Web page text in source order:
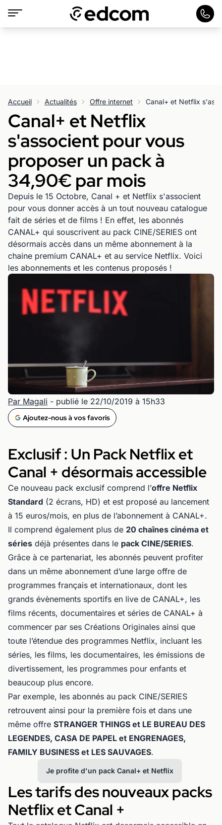
Accueil Actualités Offre internet
Canal+ et Netflix
s'associent pour vous
proposer un pack à
34,90€ par mois
Depuis le 15 Octobre, Canal + et Netflix s'associent
pour vous donner accès à un tout nouveau catalogue
fait de séries et de films ! En effet, les abonnés
CANAL+ qui souscrivent au pack CINE/SERIES ont
désormais accès dans un même abonnement à la
chaine premium CANAL+ et au service Netflix. Voici
les abonnements et les contenus proposés !
Par Magali - publié le 22/10/2019 à 15h33
Ajoutez-nous à vos favoris
Exclusif : Un Pack Netflix et
Canal + désormais accessible
Ce nouveau pack exclusif comprend l’offre Netflix
Standard (2 écrans, HD) et est proposé au lancement
à 15 euros/mois, en plus de l’abonnement à CANAL+.
Il comprend également plus de 20 chaînes cinéma et
séries déjà présentes dans le pack CINE/SERIES.
Grâce à ce partenariat, les abonnés peuvent profiter
dans un même abonnement d’une large offre de
programmes français et internationaux, dont les
grands évènements sportifs en live de CANAL+, les
films récents, documentaires et séries de CANAL+ à
commencer par ses Créations Originales ainsi que
toute l’étendue des programmes Netflix, incluant les
séries, les films, les documentaires, les émissions de
divertissement, les programmes pour enfants et
beaucoup plus encore.
Par exemple, les abonnés au pack CINE/SERIES
retrouvent ainsi pour la première fois et dans une
même offre STRANGER THINGS et LE BUREAU DES
LEGENDES, CASA DE PAPEL et ENGRENAGES,
FAMILY BUSINESS et LES SAUVAGES.
Je profite d'un pack Canal+ et Netflix
Les tarifs des nouveaux packs
Netflix et Canal +